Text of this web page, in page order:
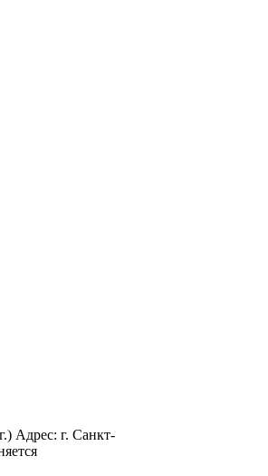
Адрес: г. Санкт-